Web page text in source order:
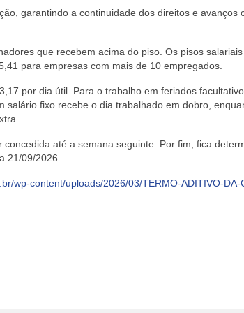
garantindo a continuidade dos direitos e avanços
que recebem acima do piso. Os pisos
para empresas com mais de 10 empregados.
por dia útil. Para o trabalho em feriados
salário fixo recebe o dia trabalhado em dobro,
até a semana seguinte. Por fim, fica
21/09/2026.
wp-content/uploads/2026/03/TERMO-ADITIVO-DA-